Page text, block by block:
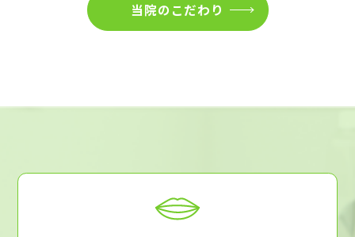
当院のこだわり